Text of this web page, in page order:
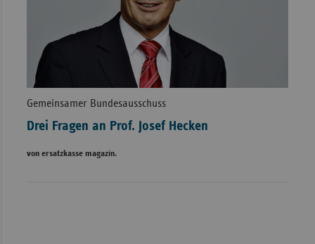
Gemeinsamer Bundesausschuss
Drei Fragen an Prof. Josef Hecken
von ersatzkasse magazin.